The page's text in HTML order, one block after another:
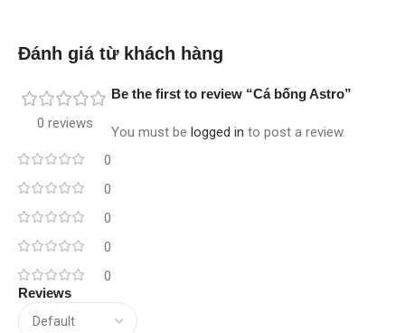
Đánh giá từ khách hàng
0 reviews
0
0
0
0
0
Reviews
Be the first to review “Cá bống Astro”
You must be logged in to post a review.